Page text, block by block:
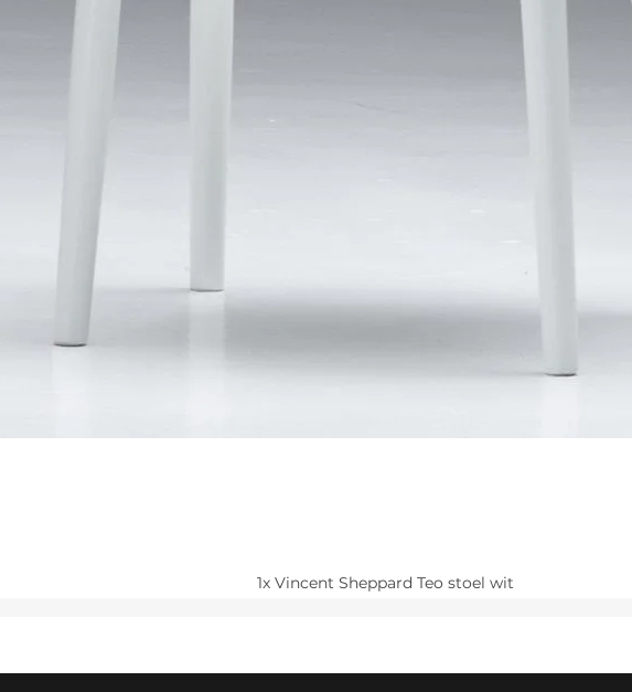
1x Vincent Sheppard Teo stoel wit